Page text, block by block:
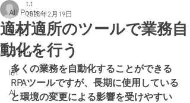
All Posts
RPA
ロボット
IoT
AI
適材適所のツールで業務自
動化を行う
t.t
2020年2月19日
多くの業務を自動化することができる
RPAツールですが、長期に使用している
と環境の変更による影響を受けやすい